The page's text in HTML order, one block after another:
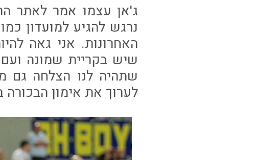
ג'אן עצמו אמר לאתר
נרגש להגיע למועדון
האחרונות. אני גאה
שיש בקריית שמונה ועם
שתהיה לנו הצלחה גם
לערוך את אימון הבכורה